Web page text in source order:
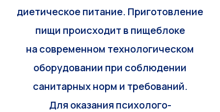
диетическое питание. Приготовление
пищи происходит в пищеблоке
на современном технологическом
оборудовании при соблюдении
санитарных норм и требований.
Для оказания психолого-